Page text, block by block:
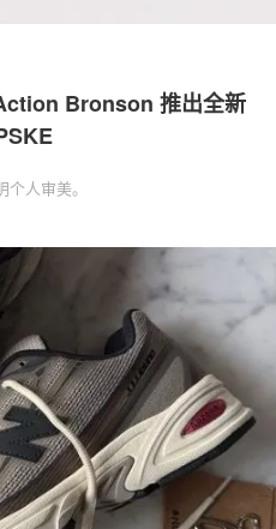
Bronson 推出全新
人审美。